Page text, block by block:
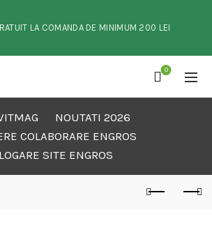
LA COMANDA DE MINIMUM 200 LEI
0
NOUTATI 2026
COLABORARE ENGROS
LOGARE SITE ENGROS